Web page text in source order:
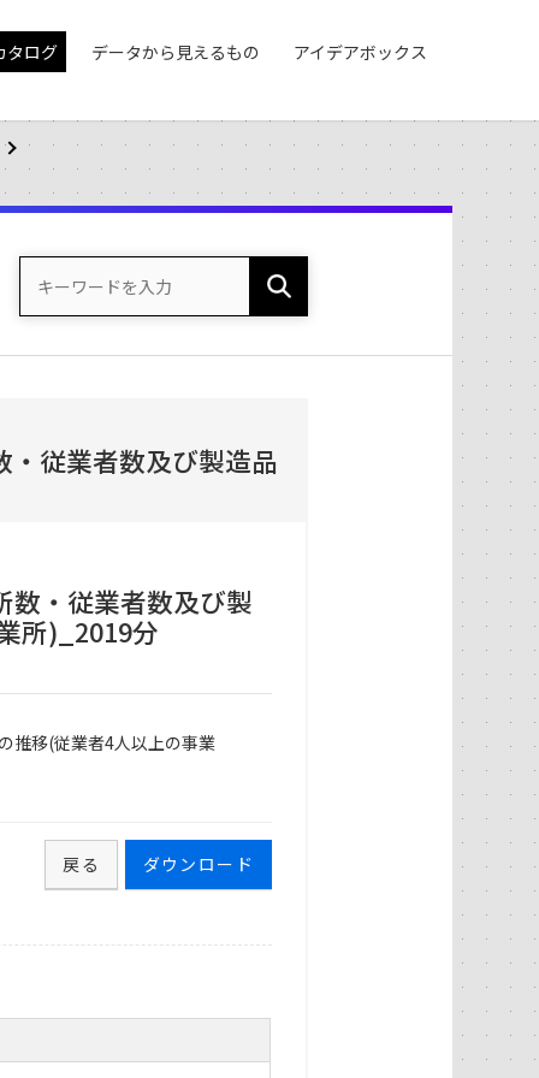
タログ データから見えるもの アイデアボックス
従業者数及び製造品
数・従業者数及び製
所)_2019分
推移(従業者4人以上の事業
ダウンロード
戻る